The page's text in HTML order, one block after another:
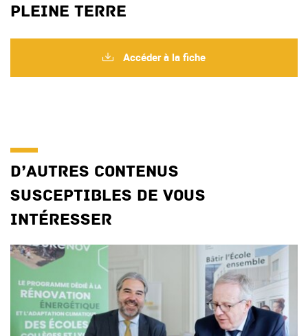
pleine terre
Accéder à la fiche
D’autres contenus
susceptibles de vous
intéresser